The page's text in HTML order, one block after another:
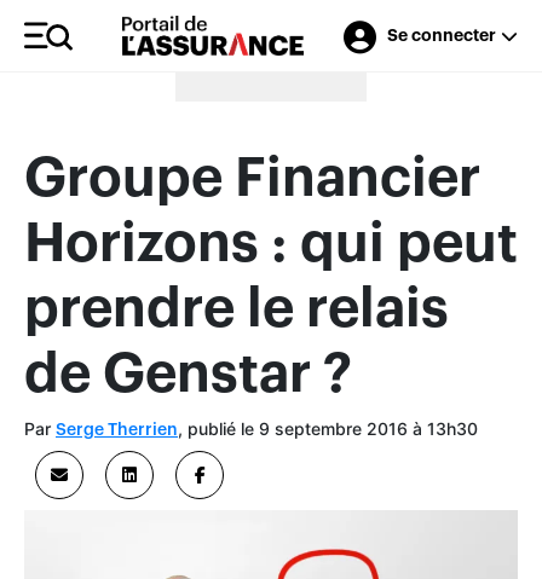
Se connecter
Merci à nos annonceurs
Groupe Financier
Horizons : qui peut
prendre le relais
de Genstar ?
Par Serge Therrien, publié le 9 septembre 2016 à 13h30